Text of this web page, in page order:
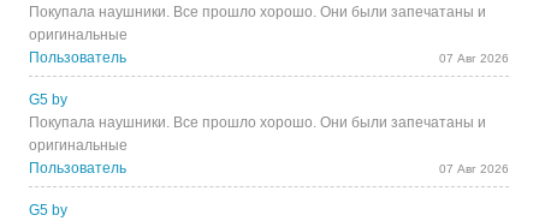
Покупала наушники. Все прошло хорошо. Они были запечатаны и
оригинальные
Пользователь
07 Авг 2026
G5 by
Покупала наушники. Все прошло хорошо. Они были запечатаны и
оригинальные
Пользователь
07 Авг 2026
G5 by